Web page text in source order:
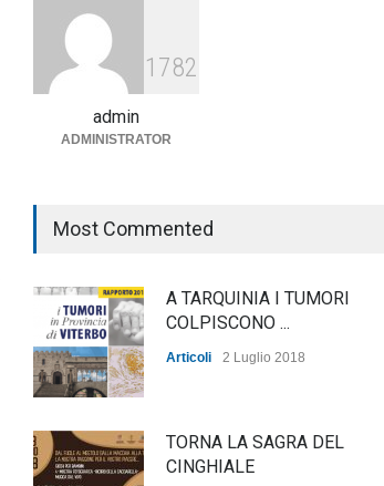
arrivano i pagamenti PAC, la
soddisfazione del Ministro
ambiente
1782
admin
ADMINISTRATOR
Most Commented
A TARQUINIA I TUMORI
COLPISCONO ...
Articoli 2 Luglio 2018
TORNA LA SAGRA DEL
CINGHIALE